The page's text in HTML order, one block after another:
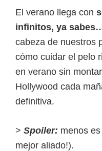
una
niña
de
10
años
El verano llega con
infinitos, ya
cabeza de nuestros
cómo cuidar el pelo
en verano sin
Hollywood cada
definitiva.
> Spoiler: menos
mejor aliado!).